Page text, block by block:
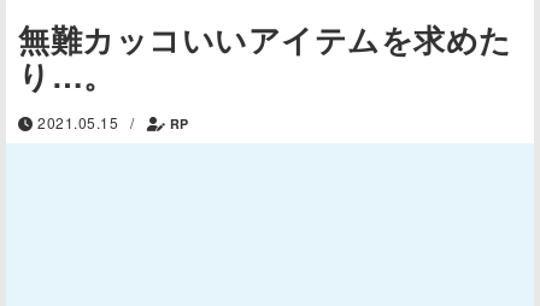
無難カッコいいアイテムを求めた
り…。
2021.05.15 / RP